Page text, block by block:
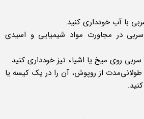
با آب خودداری کنید.
در مجاورت مواد شیمیایی و اسیدی
روی میخ یا اشیاء تیز خودداری کنید.
از روپوش، آن را در یک کیسه یا